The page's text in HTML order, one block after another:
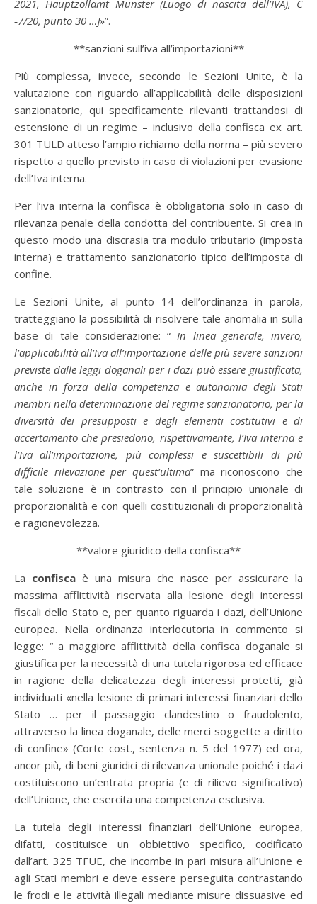
2021, Hauptzollamt Münster (Luogo di nascita dell’IVA), C
‑7/20, punto 30 …]»”.
**sanzioni sull’iva all’importazioni**
Più complessa, invece, secondo le Sezioni Unite, è la
valutazione con riguardo all’applicabilità delle disposizioni
sanzionatorie, qui specificamente rilevanti trattandosi di
estensione di un regime – inclusivo della confisca ex art.
301 TULD atteso l’ampio richiamo della norma – più severo
rispetto a quello previsto in caso di violazioni per evasione
dell’Iva interna.
Per l’iva interna la confisca è obbligatoria solo in caso di
rilevanza penale della condotta del contribuente. Si crea in
questo modo una discrasia tra modulo tributario (imposta
interna) e trattamento sanzionatorio tipico dell’imposta di
confine.
Le Sezioni Unite, al punto 14 dell’ordinanza in parola,
tratteggiano la possibilità di risolvere tale anomalia in sulla
base di tale considerazione: “In linea generale, invero,
l’applicabilità all’Iva all’importazione delle più severe sanzioni
previste dalle leggi doganali per i dazi può essere giustificata,
anche in forza della competenza e autonomia degli Stati
membri nella determinazione del regime sanzionatorio, per la
diversità dei presupposti e degli elementi costitutivi e di
accertamento che presiedono, rispettivamente, l’Iva interna e
l’Iva all’importazione, più complessi e suscettibili di più
difficile rilevazione per quest’ultima” ma riconoscono che
tale soluzione è in contrasto con il principio unionale di
proporzionalità e con quelli costituzionali di proporzionalità
e ragionevolezza.
**valore giuridico della confisca**
La confisca è una misura che nasce per assicurare la
massima afflittività riservata alla lesione degli interessi
fiscali dello Stato e, per quanto riguarda i dazi, dell’Unione
europea. Nella ordinanza interlocutoria in commento si
legge: “ a maggiore afflittività della confisca doganale si
giustifica per la necessità di una tutela rigorosa ed efficace
in ragione della delicatezza degli interessi protetti, già
individuati «nella lesione di primari interessi finanziari dello
Stato … per il passaggio clandestino o fraudolento,
attraverso la linea doganale, delle merci soggette a diritto
di confine» (Corte cost., sentenza n. 5 del 1977) ed ora,
ancor più, di beni giuridici di rilevanza unionale poiché i dazi
costituiscono un’entrata propria (e di rilievo significativo)
dell’Unione, che esercita una competenza esclusiva.
La tutela degli interessi finanziari dell’Unione europea,
difatti, costituisce un obbiettivo specifico, codificato
dall’art. 325 TFUE, che incombe in pari misura all’Unione e
agli Stati membri e deve essere perseguita contrastando
le frodi e le attività illegali mediante misure dissuasive ed